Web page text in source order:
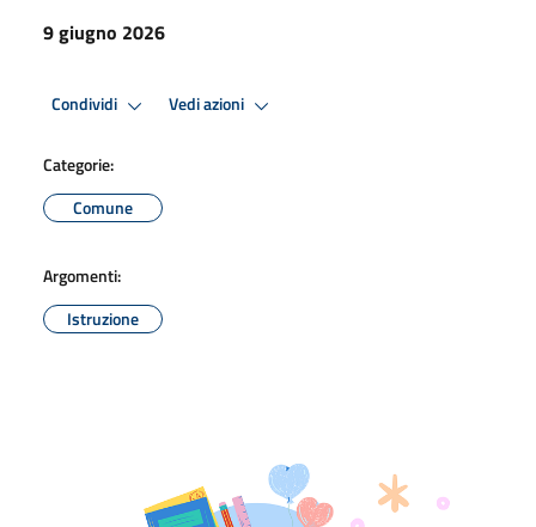
9 giugno 2026
Condividi Vedi azioni
Categorie:
Comune
Argomenti:
Istruzione